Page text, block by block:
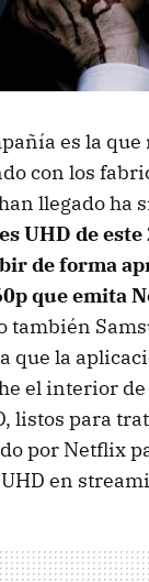
es la que
con los
llegado ha
UHD de
de forma
que emita
también
que la
el interior de
listos para
por Netflix
en